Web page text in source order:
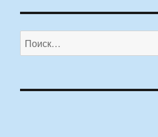
Искать: